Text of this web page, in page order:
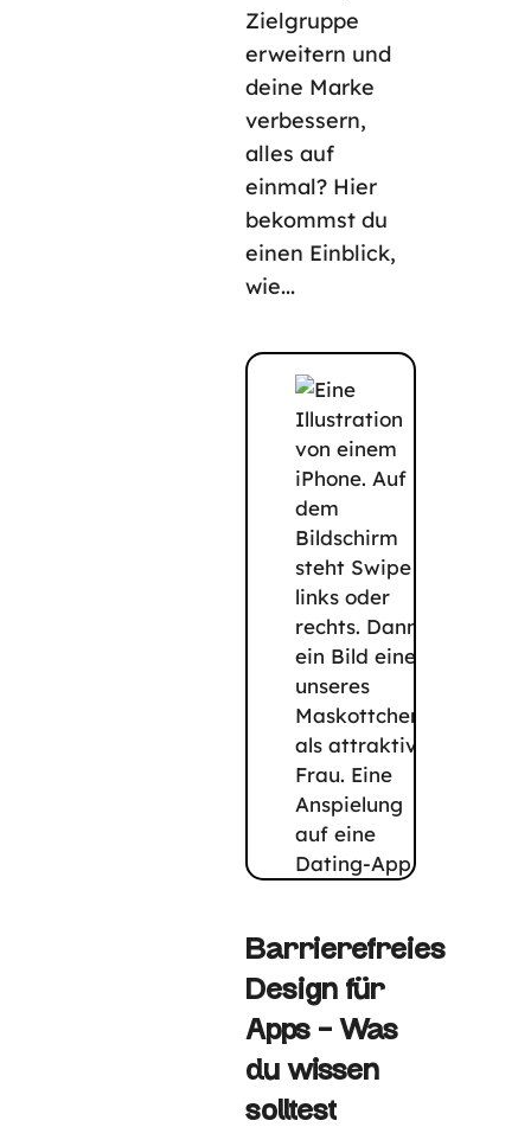
Zielgruppe
erweitern und
deine Marke
verbessern,
alles auf
einmal? Hier
bekommst du
einen Einblick,
wie...
Barrierefreies
Design für
Apps – Was
du wissen
solltest